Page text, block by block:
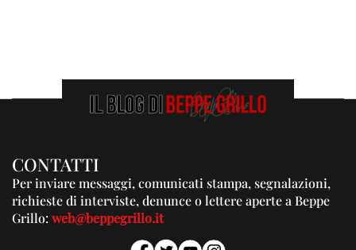
CONTATTI
Per inviare messaggi, comunicati stampa, segnalazioni,
richieste di interviste, denunce o lettere aperte a Beppe
Grillo:web@beppegrillo.it